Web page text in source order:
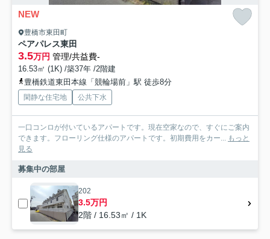
NEW
豊橋市東田町
ペアパレス東田
3.5万円 管理/共益費-
16.53㎡ (1K) /築37年 /2階建
豊橋鉄道東田本線「競輪場前」駅 徒歩8分
閑静な住宅地 公共下水
一口コンロが付いているアパートです。現在空家なので、すぐにご案内
できます。フローリング仕様のアパートです。初期費用をカー... もっと
見る
募集中の部屋
202
3.5万円
2階 / 16.53㎡ / 1K